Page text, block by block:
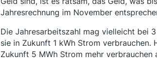
Jahresrechnung im November
Die Jahresarbeitszahl mag vielleicht bei
sie in Zukunft 1 kWh Strom verbrauchen.
Zukunft 5 MWh Strom mehr verbrauchen